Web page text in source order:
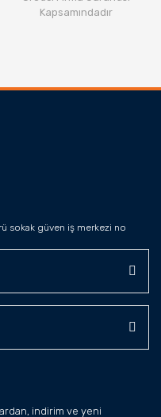
Kapsamındadır
sokak güven iş merkezi no
indirim ve yeni